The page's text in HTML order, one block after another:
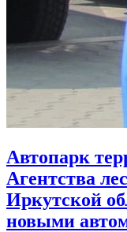
Автопарк
Агентства
Иркутской
новыми